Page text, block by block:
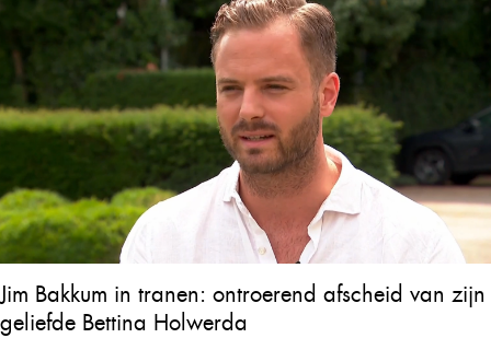
Jim Bakkum in tranen: ontroerend afscheid van zijn
geliefde Bettina Holwerda